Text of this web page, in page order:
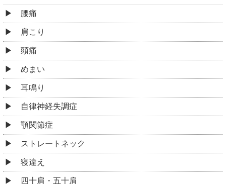
腰痛
肩こり
頭痛
めまい
耳鳴り
自律神経失調症
顎関節症
ストレートネック
寝違え
四十肩・五十肩